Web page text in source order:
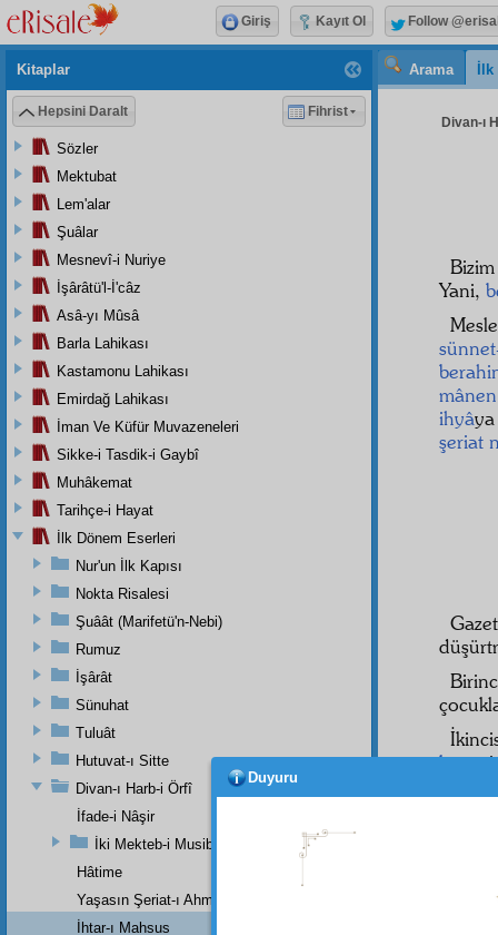
Arama
Divan-ı
Yani,
mânen
ihyâ
şeriat
kamet
Kitaplar
Hepsini Daralt Fihrist
Sözler
Mektubat
Lem'alar
Şuâlar
Mesnevî-i Nuriye
İşârâtü'l-İ'câz
Asâ-yı Mûsâ
Barla Lahikası
Kastamonu Lahikası
Emirdağ Lahikası
İman Ve Küfür Muvazeneleri
Sikke-i Tasdik-i Gaybî
Muhâkemat
Tarihçe-i Hayat
İlk Dönem Eserleri
Nur'un İlk Kapısı
Nokta Risalesi
Şuâât (Marifetü'n-Nebi)
Rumuz
İşârât
Sünuhat
Tuluât
Hutuvat-ı Sitte
Divan-ı Harb-i Örfî
İfade-i Nâşir
İki Mekteb-i Musibetin Şehadetnamesi
Hâtime
Yaşasın Şeriat-ı Ahmedî (a.s.m.)
İhtar-ı Mahsus
Giriş Kayıt Ol Follow
Duyuru